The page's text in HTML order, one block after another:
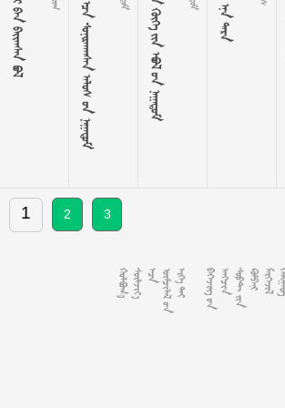
                
1 2 3
































  











































